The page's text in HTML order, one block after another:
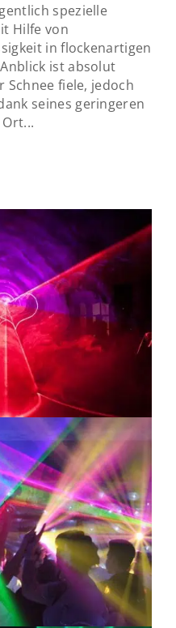
spezielle
Hilfe von
in flockenartigen
ist absolut
fiele, jedoch
seines geringeren